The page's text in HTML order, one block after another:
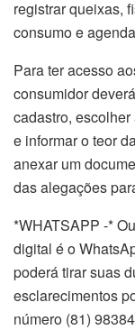
registrar queixas,
consumo e
Para ter acesso
consumidor
cadastro,
e informar o teor
anexar um
das alegações
*WHATSAPP -*
digital é o
poderá tirar suas
esclarecimentos
número (81)